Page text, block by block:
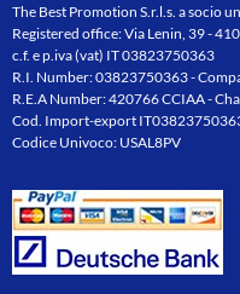
The Best Promotion S.r.l.s. a socio
Registered office: Via Lenin, 39 -
c.f. e p.iva (vat) IT 03823750363
R.I. Number: 03823750363 -
R.E.A Number: 420766 CCIAA -
Cod. Import-export
Codice Univoco: USAL8PV